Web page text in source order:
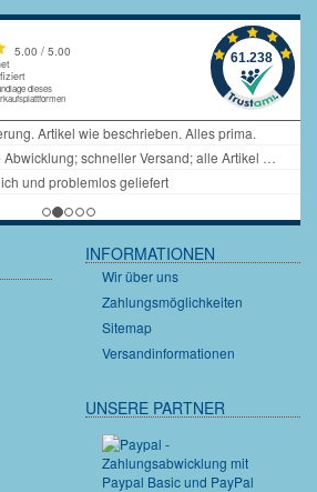
INFORMATIONEN
Wir über uns
Zahlungsmöglichkeiten
Sitemap
Versandinformationen
UNSERE PARTNER